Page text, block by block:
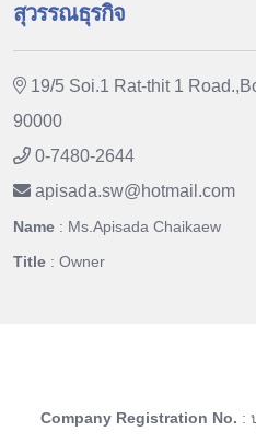
สุวรรณธุรกิจ
19/5 Soi.1 Rat-thit 1
90000
0-7480-2644
apisada.sw@hotmail.com
Name : Ms.Apisada Chaikaew
Title : Owner
Company Registration No. :